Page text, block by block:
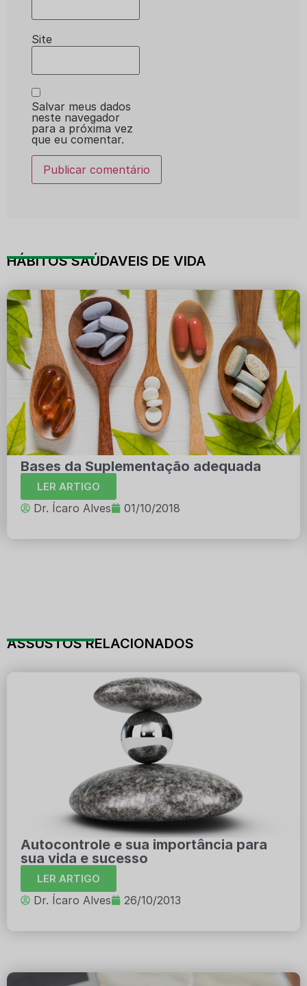
Site
Salvar meus dados
neste navegador
para a próxima vez
que eu comentar.
HÁBITOS SAÚDAVEIS DE VIDA
Bases da Suplementação adequada
LER ARTIGO
Dr. Ícaro Alves 01/10/2018
ASSUSTOS RELACIONADOS
Autocontrole e sua importância para
sua vida e sucesso
LER ARTIGO
Dr. Ícaro Alves 26/10/2013